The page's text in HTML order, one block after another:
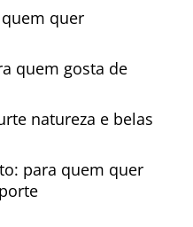
quer
quem gosta de
natureza e belas
para quem quer